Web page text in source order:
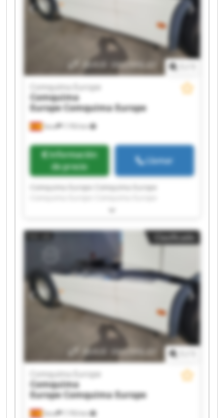
Seva 7.793 km
Comquima Europe
Comquima
EuropeComquima Europe
Información
de precio
Llamar
Comquima Europe Comquima Europe
Comquima Europe Comquima Europe
Comquima Europe Comquima Europe
Comquima Europe Comquima Europe
Comquima Europe Comquima Europe
Comquima Europe Comquima Europe
Comquima Europe Comquima Europe
Comquima Europe Comquima Europe
Clasificado
Seva 7.793 km
Comquima Europe
Comquima
EuropeComquima Europe